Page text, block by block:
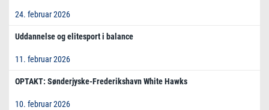
24. februar 2026
Uddannelse og elitesport i balance
11. februar 2026
OPTAKT: Sønderjyske-Frederikshavn White Hawks
10. februar 2026